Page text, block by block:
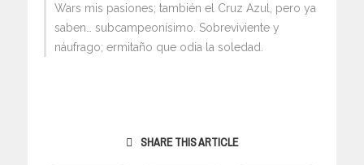
Wars mis pasiones; también el Cruz Azul, pero ya
saben… subcampeonísimo. Sobreviviente y
náufrago; ermitaño que odia la soledad.
SHARE THIS ARTICLE